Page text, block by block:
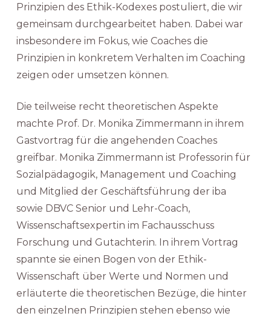
Prinzipien des Ethik-Kodexes postuliert, die wir
gemeinsam durchgearbeitet haben. Dabei war
insbesondere im Fokus, wie Coaches die
Prinzipien in konkretem Verhalten im Coaching
zeigen oder umsetzen können.
Die teilweise recht theoretischen Aspekte
machte Prof. Dr. Monika Zimmermann in ihrem
Gastvortrag für die angehenden Coaches
greifbar. Monika Zimmermann ist Professorin für
Sozialpädagogik, Management und Coaching
und Mitglied der Geschäftsführung der iba
sowie DBVC Senior und Lehr-Coach,
Wissenschaftsexpertin im Fachausschuss
Forschung und Gutachterin. In ihrem Vortrag
spannte sie einen Bogen von der Ethik-
Wissenschaft über Werte und Normen und
erläuterte die theoretischen Bezüge, die hinter
den einzelnen Prinzipien stehen ebenso wie